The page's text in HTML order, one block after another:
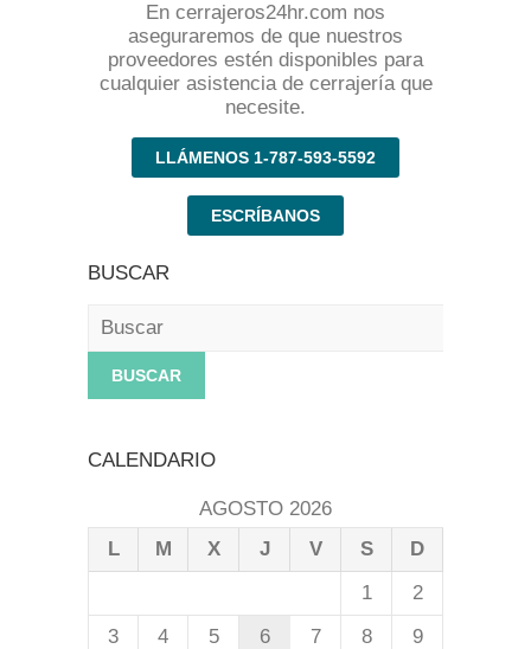
En cerrajeros24hr.com nos
aseguraremos de que nuestros
proveedores estén disponibles para
cualquier asistencia de cerrajería que
necesite.
LLÁMENOS 1-787-593-5592
ESCRÍBANOS
BUSCAR
Buscar
CALENDARIO
AGOSTO 2026
L
M X J V S
D
1
2
3
4 5 6 7 8
9